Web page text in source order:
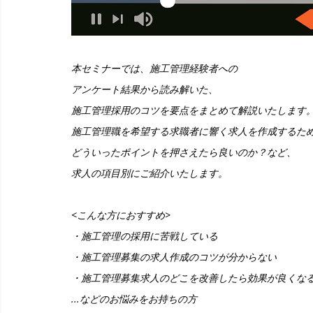
本セミナーでは、施工管理経験者への
アンケート結果から読み解いた、
施工管理採用のコツを要点をまとめて解説いたします
施工管理職を希望する求職者に響く求人を作成するた
どういったポイントを押さえたら良いのか？など、
求人の項目別にご紹介いたします。
<こんな方におすすめ>
・施工管理の採用に苦戦している
・施工管理募集の求人作成のコツが分からない
・施工管理募集求人のどこを改善したら効果が良くな
...などのお悩みをお持ちの方